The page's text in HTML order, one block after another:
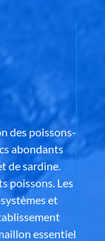
des poissons-
abondants
de sardine.
poissons. Les
et
essentiel